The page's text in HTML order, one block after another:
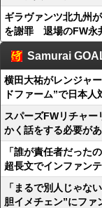
ギラヴァンツ北九州
を謝罪 退場のFW永
Samurai
横田大祐がレンジャ
ドファーム”で日本人
スパーズFWリチャ
かく話をする必要があ
「誰が責任者だった
超長文でインファン
「まるで別人じゃな
胆イメチェン”にファ